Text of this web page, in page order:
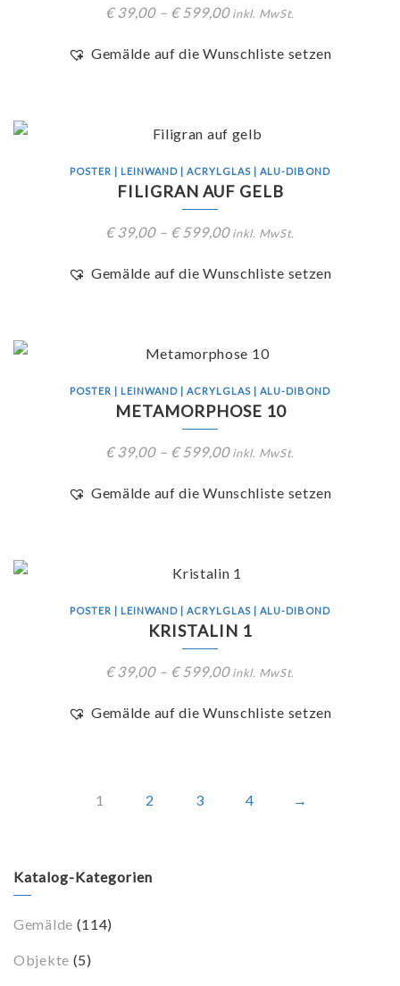
€39,00– €599,00 inkl. MwSt.
Gemälde auf die Wunschliste setzen
POSTER | LEINWAND | ACRYLGLAS | ALU-DIBOND
FILIGRAN AUF GELB
€39,00– €599,00 inkl. MwSt.
Gemälde auf die Wunschliste setzen
POSTER | LEINWAND | ACRYLGLAS | ALU-DIBOND
METAMORPHOSE 10
€39,00– €599,00 inkl. MwSt.
Gemälde auf die Wunschliste setzen
POSTER | LEINWAND | ACRYLGLAS | ALU-DIBOND
KRISTALIN 1
€39,00– €599,00 inkl. MwSt.
Gemälde auf die Wunschliste setzen
1 2 3 4 →
Katalog-Kategorien
Gemälde (114)
Objekte (5)